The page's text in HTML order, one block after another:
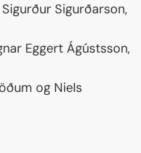
Sigurðarson,
Eggert Ágústsson,
og Niels